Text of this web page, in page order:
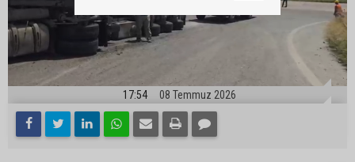
17:54 08 Temmuz 2026